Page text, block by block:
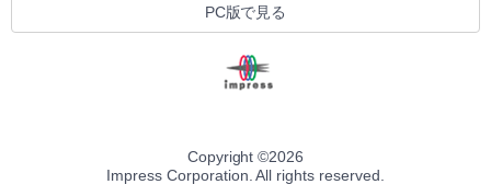
PC版で見る
Copyright ©2026
Impress Corporation. All rights reserved.